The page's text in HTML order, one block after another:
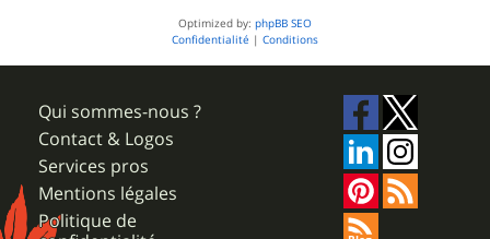
Optimized by: phpBB SEO
Confidentialité | Conditions
Qui sommes-nous ?
Contact & Logos
Services pros
Mentions légales
Politique de